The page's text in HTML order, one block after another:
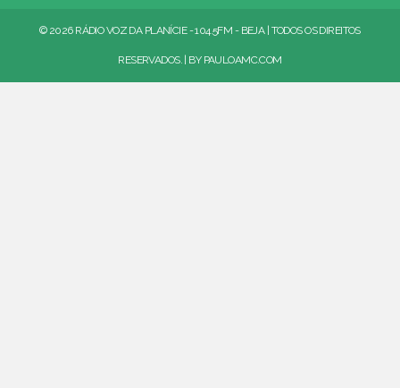
© 2026 RÁDIO VOZ DA PLANÍCIE - 104.5FM - BEJA | TODOS OS DIREITOS
RESERVADOS. | BY PAULOAMC.COM